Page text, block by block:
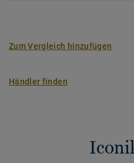
Zum Vergleich hinzufügen
Händler finden